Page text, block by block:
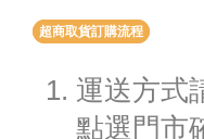
超商取貨訂購流程
運送方式
點選門市